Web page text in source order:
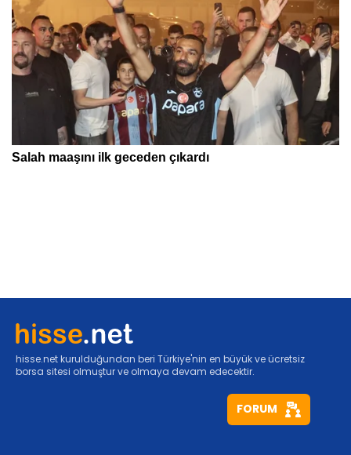
hisse.net kurulduğundan beri Türkiye'nin en büyük ve ücretsiz
borsa sitesi olmuştur ve olmaya devam edecektir.
FORUM